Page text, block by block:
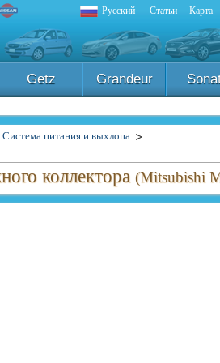
Русский Статьи Карта
Getz Grandeur
Система питания и выхлопа
коллектора (Mitsubishi